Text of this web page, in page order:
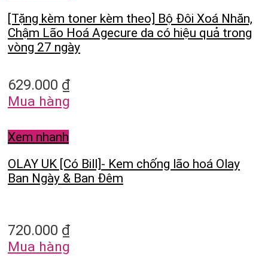
[Tặng kèm toner kèm theo] Bộ Đôi Xoá Nhăn,
Chậm Lão Hoá Agecure da có hiệu quả trong
vòng 27 ngày
629.000 ₫
Mua hàng
Xem nhanh
OLAY UK [Có Bill]- Kem chống lão hoá Olay
Ban Ngày & Ban Đêm
720.000 ₫
Mua hàng